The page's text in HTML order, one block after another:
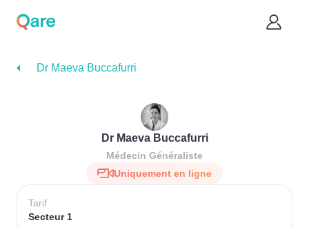
Dr Maeva Buccafurri
Dr Maeva Buccafurri
Médecin Généraliste
Uniquement en ligne
Tarif
Secteur 1